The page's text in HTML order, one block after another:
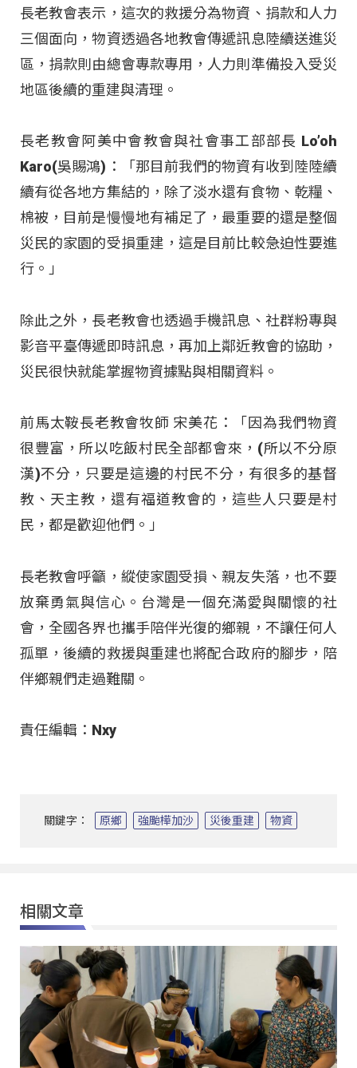
長老教會表示，這次的救援分為物資、捐款和人力
三個面向，物資透過各地教會傳遞訊息陸續送進災
區，捐款則由總會專款專用，人力則準備投入受災
地區後續的重建與清理。
長老教會阿美中會教會與社會事工部部長 Lo’oh
Karo(吳賜鴻)：「那目前我們的物資有收到陸陸續
續有從各地方集結的，除了淡水還有食物、乾糧、
棉被，目前是慢慢地有補足了，最重要的還是整個
災民的家園的受損重建，這是目前比較急迫性要進
行。」
除此之外，長老教會也透過手機訊息、社群粉專與
影音平臺傳遞即時訊息，再加上鄰近教會的協助，
災民很快就能掌握物資據點與相關資料。
前馬太鞍長老教會牧師 宋美花：「因為我們物資
很豐富，所以吃飯村民全部都會來，(所以不分原
漢)不分，只要是這邊的村民不分，有很多的基督
教、天主教，還有福道教會的，這些人只要是村
民，都是歡迎他們。」
長老教會呼籲，縱使家園受損、親友失落，也不要
放棄勇氣與信心。台灣是一個充滿愛與關懷的社
會，全國各界也攜手陪伴光復的鄉親，不讓任何人
孤單，後續的救援與重建也將配合政府的腳步，陪
伴鄉親們走過難關。
責任編輯：Nxy
關鍵字： 原鄉 強颱樺加沙 災後重建 物資
相關文章